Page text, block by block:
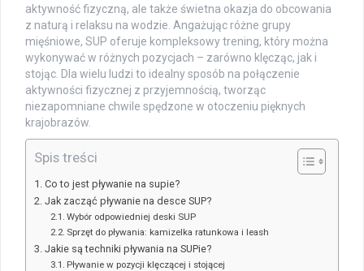
aktywność fizyczną, ale także świetna okazja do obcowania
z naturą i relaksu na wodzie. Angażując różne grupy
mięśniowe, SUP oferuje kompleksowy trening, który można
wykonywać w różnych pozycjach – zarówno klęcząc, jak i
stojąc. Dla wielu ludzi to idealny sposób na połączenie
aktywności fizycznej z przyjemnością, tworząc
niezapomniane chwile spędzone w otoczeniu pięknych
krajobrazów.
Spis treści
Co to jest pływanie na supie?
Jak zacząć pływanie na desce SUP?
Wybór odpowiedniej deski SUP
Sprzęt do pływania: kamizelka ratunkowa i leash
Jakie są techniki pływania na SUPie?
Pływanie w pozycji klęczącej i stojącej